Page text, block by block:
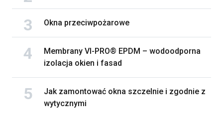
Okna przeciwpożarowe
Membrany VI-PRO® EPDM – wodoodporna
izolacja okien i fasad
Jak zamontować okna szczelnie i zgodnie z
wytycznymi